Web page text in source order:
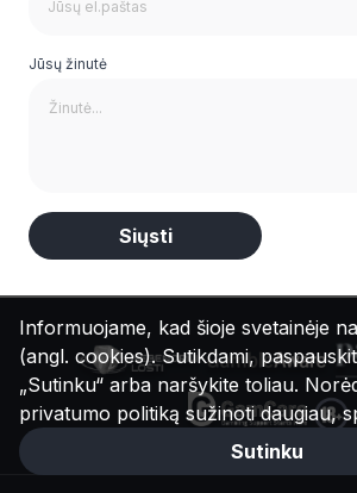
Jūsų žinutė
Informuojame, kad šioje svetainėje
(angl. cookies). Sutikdami,
„Sutinku“ arba naršykite toliau.
privatumo politiką sužinoti daugiau,
Sutinku